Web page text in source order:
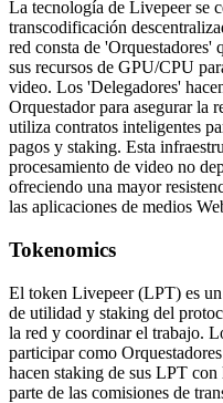
La tecnología de Livepeer se
transcodificación
red consta de 'Orquestadores'
sus recursos de GPU/CPU
video. Los 'Delegadores'
Orquestador para asegurar la
utiliza contratos inteligentes
pagos y staking. Esta
procesamiento de video no
ofreciendo una mayor
las aplicaciones de medios
Tokenomics
El token Livepeer (LPT) es
de utilidad y staking del
la red y coordinar el trabajo.
participar como
hacen staking de sus LPT con
parte de las comisiones de